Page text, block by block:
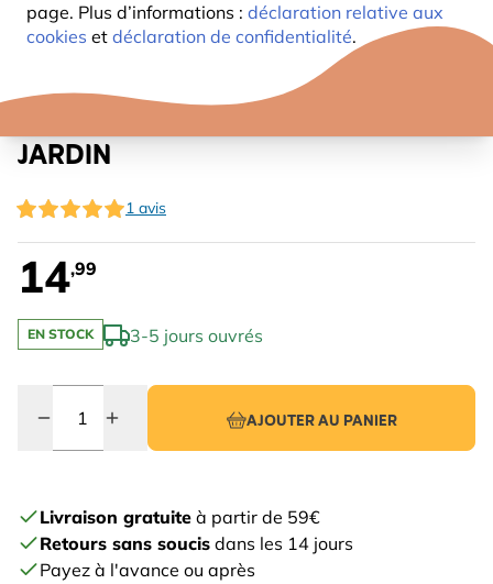
page. Plus d’informations : déclaration relative aux
cookies et déclaration de confidentialité.
PARAPLUIE AVEC OISEAUX DU
JARDIN
1 avis
14,99
EN STOCK 3-5 jours ouvrés
AJOUTER AU PANIER
Livraison gratuite à partir de 59€
Retours sans soucis dans les 14 jours
Payez à l'avance ou après